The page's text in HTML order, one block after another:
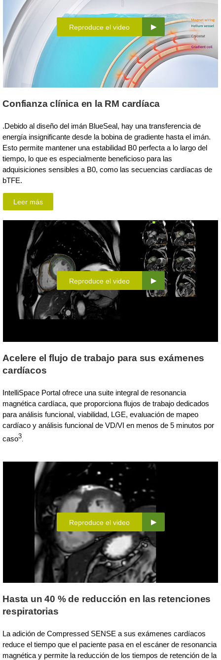
Reproduce el video
Confianza clínica en la RM cardíaca
.Debido al diseño del imán BlueSeal, hay una transferencia de
energía insignificante desde la bobina de gradiente hasta el imán.
Esto permite mantener una estabilidad B0 perfecta a lo largo del
tiempo, lo que es especialmente beneficioso para las
adquisiciones sensibles a B0, como las secuencias cardíacas de
bTFE.
Leer más
Reproduce el video
Acelere el flujo de trabajo para sus exámenes
cardíacos
IntelliSpace Portal ofrece una suite integral de resonancia
magnética cardíaca, que proporciona flujos de trabajo dedicados
para análisis funcional, viabilidad, LGE, evaluación de mapeo
cardíaco y análisis funcional de VD/VI en menos de 5 minutos por
caso3
Reproduce el video
Hasta un 40 % de reducción en las retenciones
respiratorias
La adición de Compressed SENSE a sus exámenes cardíacos
reduce el tiempo que el paciente pasa en el escáner de resonancia
magnética y permite la reducción de los tiempos de retención de la